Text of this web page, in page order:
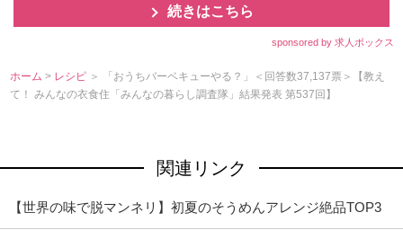
続きはこちら
sponsored by 求人ボックス
ホーム > レシピ ＞ 「おうちバーベキューやる？」＜回答数37,137票＞【教え
て！ みんなの衣食住「みんなの暮らし調査隊」結果発表 第537回】
関連リンク
【世界の味で脱マンネリ】初夏のそうめんアレンジ絶品TOP3